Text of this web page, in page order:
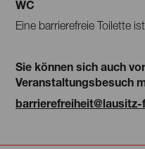
WC
Eine barrierefreie Toilette
Sie können sich auch
Veranstaltungsbesuch